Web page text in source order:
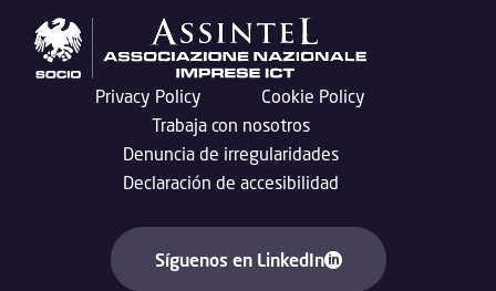
Privacy Policy
Cookie Policy
Trabaja con nosotros
Denuncia de irregularidades
Declaración de accesibilidad
Síguenos en LinkedIn